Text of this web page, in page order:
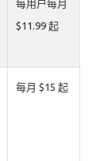
每用户每月
$11.99 起
每月 $15 起